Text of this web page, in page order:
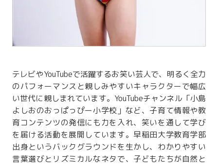
テレビやYouTubeで活躍するお笑い芸人で、明るく全力
のパフォーマンスと親しみやすいキャラクターで幅広
い世代に親しまれています。YouTubeチャンネル「小島
よしおのおっぱっぴー小学校」など、子育て情報や教
育コンテンツの発信にも力を入れ、笑いを通して学び
を届ける活動を展開しています。早稲田大学教育学部
出身というバックグラウンドを生かし、わかりやすい
言葉選びとリズミカルなネタで、子どもたちが自然と